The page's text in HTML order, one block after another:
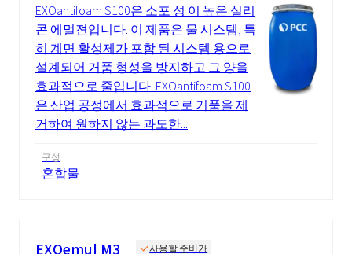
EXOantifoam S100은 소포 성 이 높은 실리
콘 에멀젼입니다. 이 제품은 물 시스템, 특
히 계면 활성제가 포함 된 시스템 용으로
설계되어 거품 형성을 방지하고 그 양을
효과적으로 줄입니다. EXOantifoam S100
은 산업 공정에서 효과적으로 거품을 제
거하여 원하지 않는 과도한...
구성
혼합물
EXOemul M3 사용할 준비가